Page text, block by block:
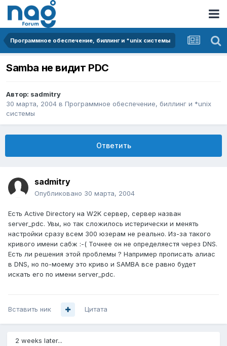
Программное обеспечение, биллинг и *unix системы
Samba не видит PDC
Автор: sadmitry
30 марта, 2004 в Программное обеспечение, биллинг и *unix
системы
Ответить
sadmitry
Опубликовано 30 марта, 2004
Есть Active Directory на W2K сервер, сервер назван
server_pdc. Увы, но так сложилось истерически и менять
настройки сразу всем 300 юзерам не реально. Из-за такого
кривого имени сабж :-( Точнее он не определяестя через DNS.
Есть ли решения этой проблемы ? Например прописать алиас
в DNS, но по-моему это криво и SAMBA все равно будет
искать его по имени server_pdc.
Вставить ник Цитата
2 weeks later...